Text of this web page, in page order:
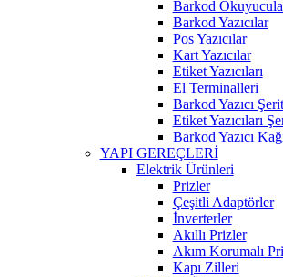
Barkod
Barkod Yazıcılar
Pos Yazıcılar
Kart Yazıcılar
Etiket Yazıcıları
El Terminalleri
Barkod Yazıcı
Etiket Yazıcıları
Barkod Yazıcı
YAPI GEREÇLERİ
Elektrik Ürünleri
Prizler
Çeşitli Adaptörler
İnverterler
Akıllı Prizler
Akım Korumalı
Kapı Zilleri